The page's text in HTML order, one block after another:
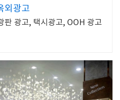
외광고
판 광고, 택시광고, OOH 광고